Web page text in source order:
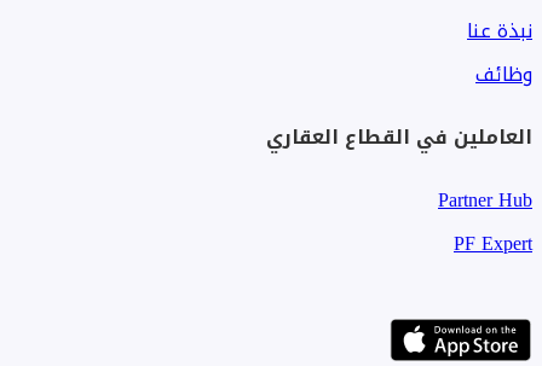
نبذة عنا
وظائف
العاملين في القطاع العقاري
Partner Hub
PF Expert